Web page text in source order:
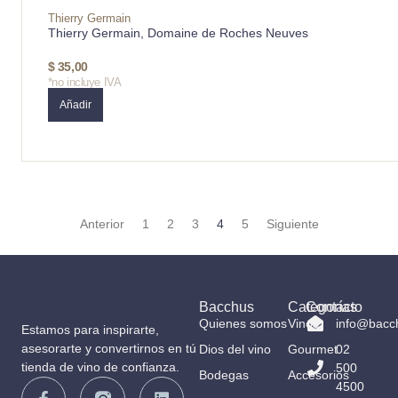
Thierry Germain
Thierry Germain, Domaine de Roches Neuves
$35,00
*no incluye IVA
Añadir
Anterior 1 2 3 4 5 Siguiente
Estamos para inspirarte,
asesorarte y convertirnos en tú
tienda de vino de confianza.
Bacchus
Quienes somos
Dios del vino
Bodegas
Categorías
Vinos
Gourmet
Accesorios
Contacto
02
500
4500